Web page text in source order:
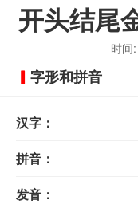
开头结尾
时间
字形和拼音
汉字：
拼音：
发音：